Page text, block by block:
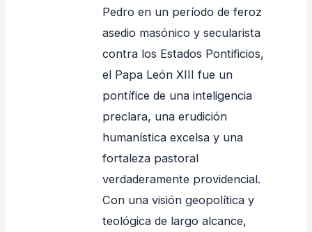
Pedro en un período de feroz
asedio masónico y secularista
contra los Estados Pontificios,
el Papa León XIII fue un
pontífice de una inteligencia
preclara, una erudición
humanística excelsa y una
fortaleza pastoral
verdaderamente providencial.
Con una visión geopolítica y
teológica de largo alcance,